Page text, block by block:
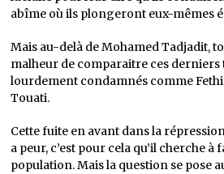
abîme où ils plongeront eux-mêmes
Mais au-delà de Mohamed Tadjadit,
malheur de comparaitre ces derniers
lourdement condamnés comme
Touati.
Cette fuite en avant dans la
a peur, c’est pour cela qu’il cherche à
population. Mais la question se pose